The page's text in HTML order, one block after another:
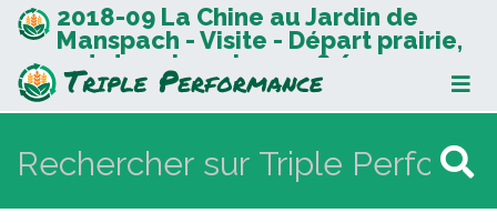
2018-09 La Chine au Jardin de
Manspach - Visite - Départ prairie,
patates, doryphores -8/22